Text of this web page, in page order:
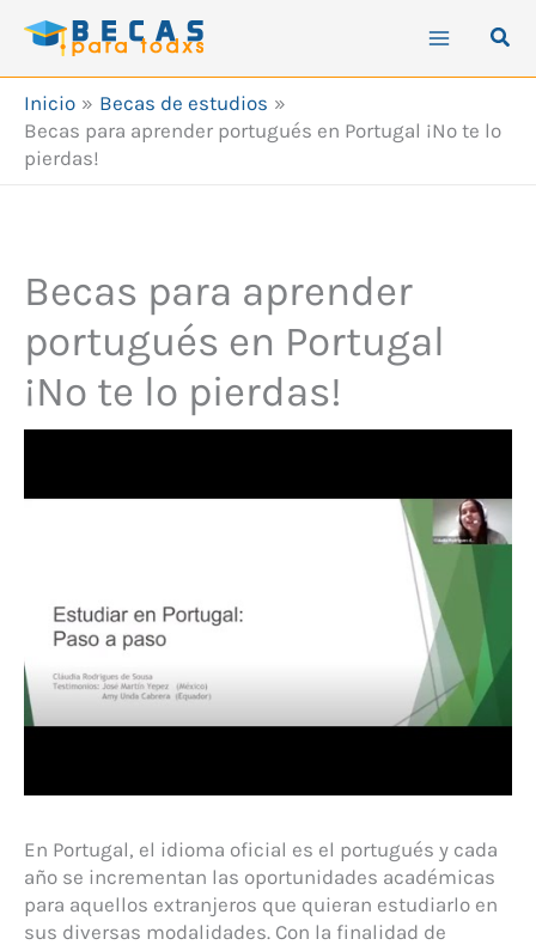
Inicio
Becas de estudios
Becas para aprender portugués en Portugal ¡No te lo
pierdas!
Becas para aprender
portugués en Portugal
¡No te lo pierdas!
En Portugal, el idioma oficial es el portugués y cada
año se incrementan las oportunidades académicas
para aquellos extranjeros que quieran estudiarlo en
sus diversas modalidades. Con la finalidad de